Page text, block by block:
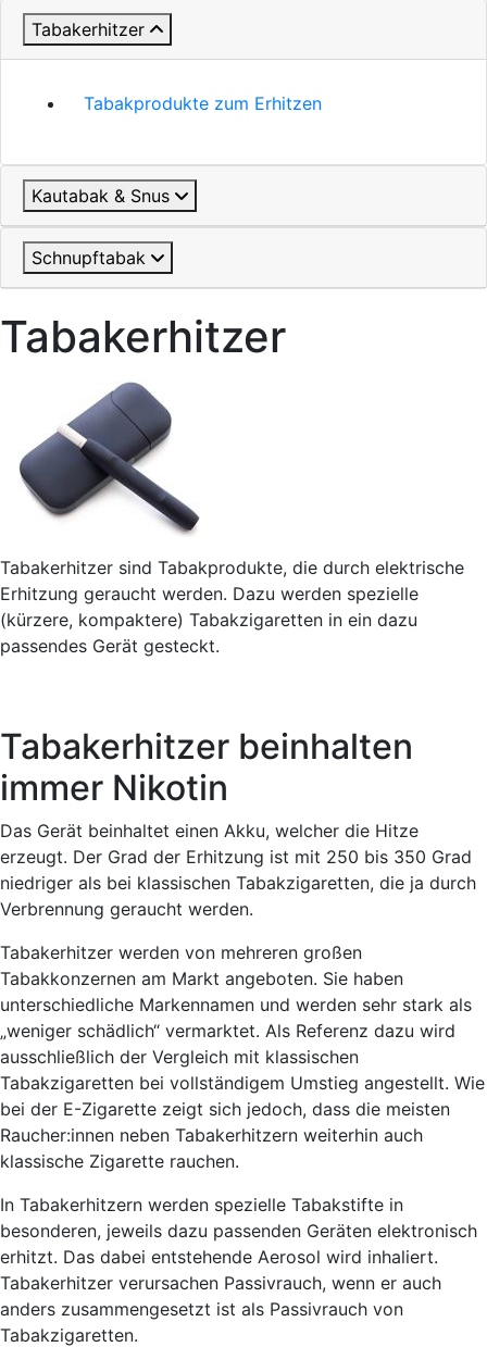
Tabakerhitzer
Tabakprodukte zum Erhitzen
Kautabak & Snus
Schnupftabak
Tabakerhitzer
Tabakerhitzer sind Tabakprodukte, die durch elektrische
Erhitzung geraucht werden. Dazu werden spezielle
(kürzere, kompaktere) Tabakzigaretten in ein dazu
passendes Gerät gesteckt.
Tabakerhitzer beinhalten
immer Nikotin
Das Gerät beinhaltet einen Akku, welcher die Hitze
erzeugt. Der Grad der Erhitzung ist mit 250 bis 350 Grad
niedriger als bei klassischen Tabakzigaretten, die ja durch
Verbrennung geraucht werden.
Tabakerhitzer werden von mehreren großen
Tabakkonzernen am Markt angeboten. Sie haben
unterschiedliche Markennamen und werden sehr stark als
„weniger schädlich“ vermarktet. Als Referenz dazu wird
ausschließlich der Vergleich mit klassischen
Tabakzigaretten bei vollständigem Umstieg angestellt. Wie
bei der E-Zigarette zeigt sich jedoch, dass die meisten
Raucher:innen neben Tabakerhitzern weiterhin auch
klassische Zigarette rauchen.
In Tabakerhitzern werden spezielle Tabakstifte in
besonderen, jeweils dazu passenden Geräten elektronisch
erhitzt. Das dabei entstehende Aerosol wird inhaliert.
Tabakerhitzer verursachen Passivrauch, wenn er auch
anders zusammengesetzt ist als Passivrauch von
Tabakzigaretten.